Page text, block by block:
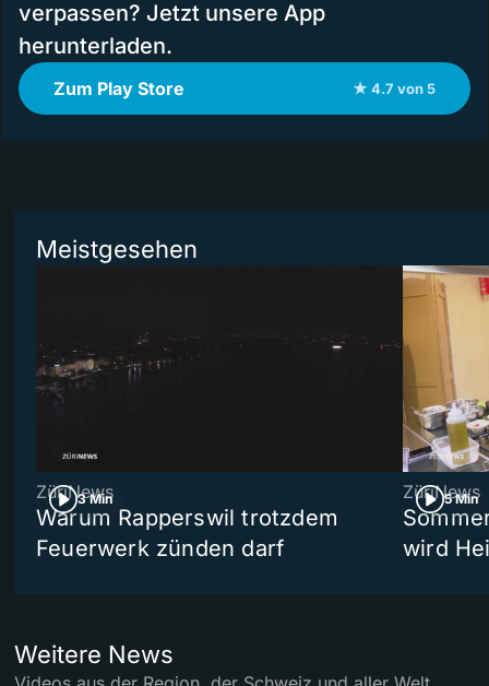
verpassen? Jetzt unsere App
herunterladen.
Zum Play Store ★ 4.7 von 5
Meistgesehen
3 Min
ZüriNews
Warum Rapperswil trotzdem
Feuerwerk zünden darf
5 Min
ZüriNews
wird
Weitere News